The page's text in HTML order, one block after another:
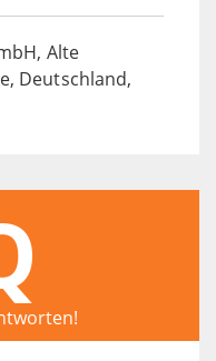
Alte
Deutschland,